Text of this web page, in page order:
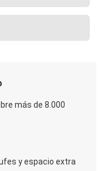
más de 8.000
y espacio extra